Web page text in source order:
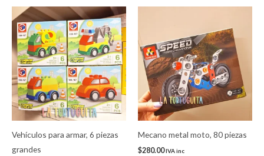
Vehículos para armar, 6 piezas
grandes
Mecano metal moto, 80 piezas
$280.00IVA inc